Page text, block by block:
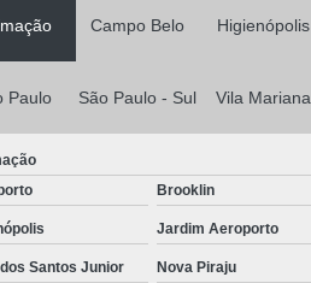
Campo Belo Higienópolis
Paulo São Paulo - Sul Vila Mariana
Brooklin
Jardim Aeroporto
Santos Junior Nova Piraju